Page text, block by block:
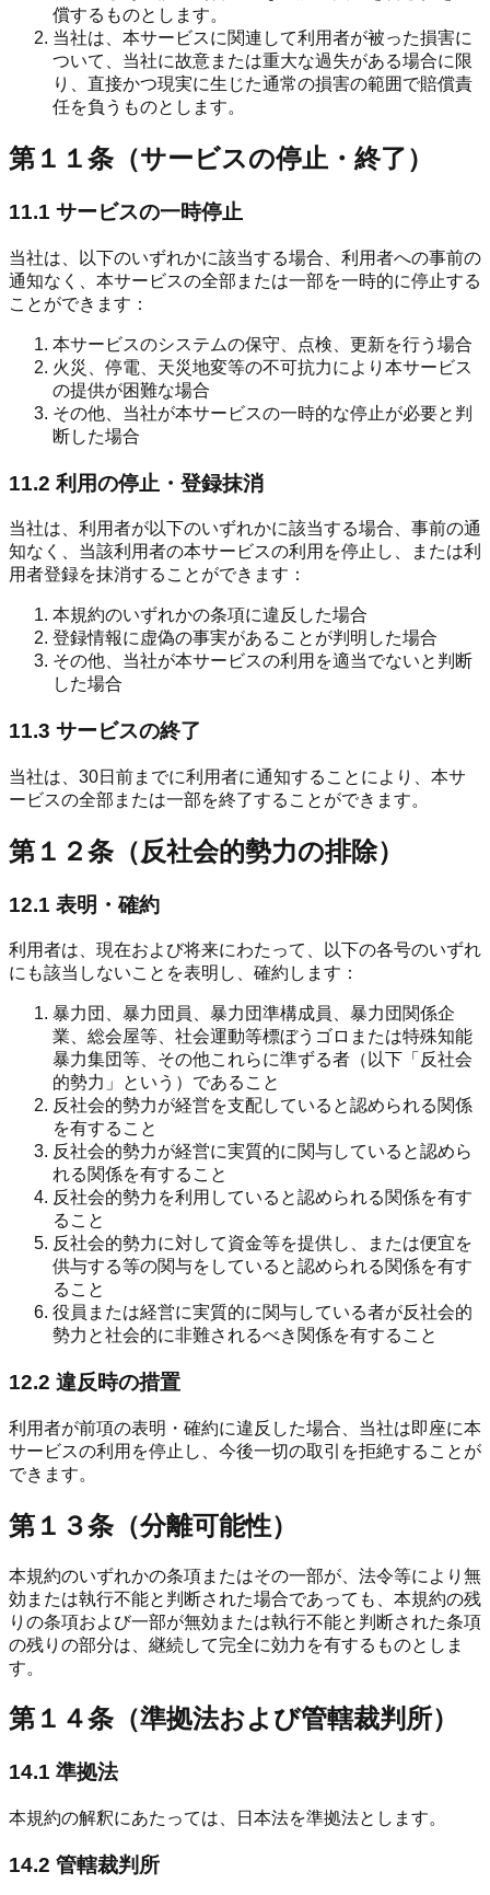
償するものとします。
当社は、本サービスに関連して利用者が被った損害に
ついて、当社に故意または重大な過失がある場合に限
り、直接かつ現実に生じた通常の損害の範囲で賠償責
任を負うものとします。
第１１条（サービスの停止・終了）
11.1 サービスの一時停止
当社は、以下のいずれかに該当する場合、利用者への事前の
通知なく、本サービスの全部または一部を一時的に停止する
ことができます：
本サービスのシステムの保守、点検、更新を行う場合
火災、停電、天災地変等の不可抗力により本サービス
の提供が困難な場合
その他、当社が本サービスの一時的な停止が必要と判
断した場合
11.2 利用の停止・登録抹消
当社は、利用者が以下のいずれかに該当する場合、事前の通
知なく、当該利用者の本サービスの利用を停止し、または利
用者登録を抹消することができます：
本規約のいずれかの条項に違反した場合
登録情報に虚偽の事実があることが判明した場合
その他、当社が本サービスの利用を適当でないと判断
した場合
11.3 サービスの終了
当社は、30日前までに利用者に通知することにより、本サ
ービスの全部または一部を終了することができます。
第１２条（反社会的勢力の排除）
12.1 表明・確約
利用者は、現在および将来にわたって、以下の各号のいずれ
にも該当しないことを表明し、確約します：
暴力団、暴力団員、暴力団準構成員、暴力団関係企
業、総会屋等、社会運動等標ぼうゴロまたは特殊知能
暴力集団等、その他これらに準ずる者（以下「反社会
的勢力」という）であること
反社会的勢力が経営を支配していると認められる関係
を有すること
反社会的勢力が経営に実質的に関与していると認めら
れる関係を有すること
反社会的勢力を利用していると認められる関係を有す
ること
反社会的勢力に対して資金等を提供し、または便宜を
供与する等の関与をしていると認められる関係を有す
ること
役員または経営に実質的に関与している者が反社会的
勢力と社会的に非難されるべき関係を有すること
12.2 違反時の措置
利用者が前項の表明・確約に違反した場合、当社は即座に本
サービスの利用を停止し、今後一切の取引を拒絶することが
できます。
第１３条（分離可能性）
本規約のいずれかの条項またはその一部が、法令等により無
効または執行不能と判断された場合であっても、本規約の残
りの条項および一部が無効または執行不能と判断された条項
の残りの部分は、継続して完全に効力を有するものとしま
す。
第１４条（準拠法および管轄裁判所）
14.1 準拠法
本規約の解釈にあたっては、日本法を準拠法とします。
14.2 管轄裁判所